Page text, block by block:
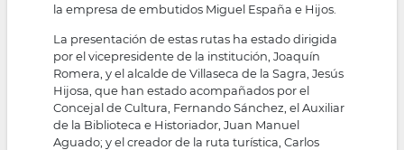
la empresa de embutidos Miguel España e Hijos.
La presentación de estas rutas ha estado dirigida
por el vicepresidente de la institución, Joaquín
Romera, y el alcalde de Villaseca de la Sagra, Jesús
Hijosa, que han estado acompañados por el
Concejal de Cultura, Fernando Sánchez, el Auxiliar
de la Biblioteca e Historiador, Juan Manuel
Aguado; y el creador de la ruta turística, Carlos